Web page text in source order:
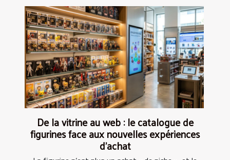
De la vitrine au web : le catalogue de
figurines face aux nouvelles expériences
d’achat